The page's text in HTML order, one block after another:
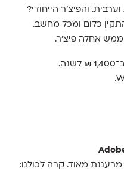
והפיצ׳ר הייחודי?
כלום ומכל מחשב.
אחלה פיצ׳ר.
מול Illustrator המוכרת, Designer מרעננת מאוד. קרה לכולנו: